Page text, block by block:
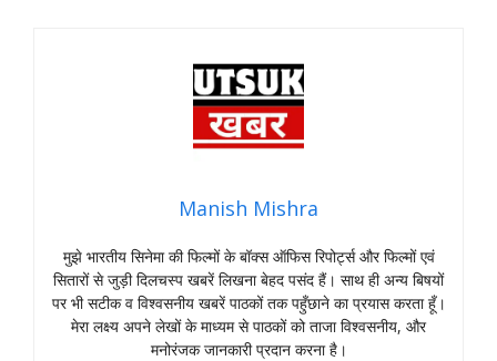
Manish Mishra
मुझे भारतीय सिनेमा की फिल्मों के बॉक्स ऑफिस रिपोर्ट्स और फिल्मों एवं
सितारों से जुड़ी दिलचस्प खबरें लिखना बेहद पसंद हैं। साथ ही अन्य बिषयों
पर भी सटीक व विश्वसनीय खबरें पाठकों तक पहुँछाने का प्रयास करता हूँ।
मेरा लक्ष्य अपने लेखों के माध्यम से पाठकों को ताजा विश्वसनीय, और
मनोरंजक जानकारी प्रदान करना है।